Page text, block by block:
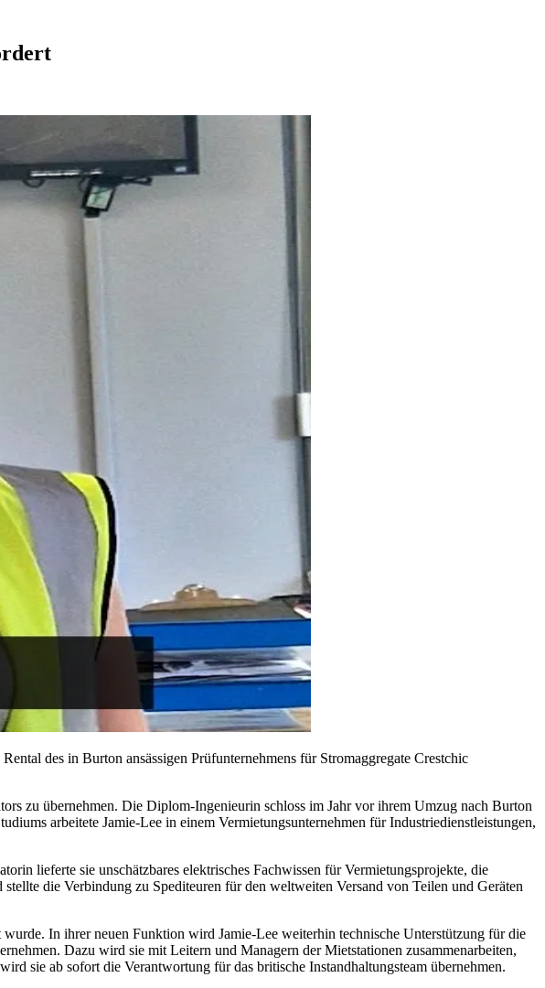
des in Burton ansässigen Prüfunternehmens für Stromaggregate Crestchic
zu übernehmen. Die Diplom-Ingenieurin schloss im Jahr vor ihrem Umzug nach Burton
arbeitete Jamie-Lee in einem Vermietungsunternehmen für Industriedienstleistungen,
lieferte sie unschätzbares elektrisches Fachwissen für Vermietungsprojekte, die
die Verbindung zu Spediteuren für den weltweiten Versand von Teilen und Geräten
In ihrer neuen Funktion wird Jamie-Lee weiterhin technische Unterstützung für die
Dazu wird sie mit Leitern und Managern der Mietstationen zusammenarbeiten,
sie ab sofort die Verantwortung für das britische Instandhaltungsteam übernehmen.